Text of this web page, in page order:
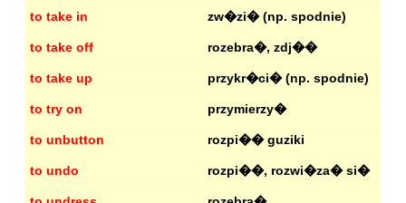
to take in zw�zi� (np. spodnie)
to take off rozebra�, zdj��
to take up przykr�ci� (np. spodnie)
to try on przymierzy�
to unbutton rozpi�� guziki
to undo rozpi��, rozwi�za� si�